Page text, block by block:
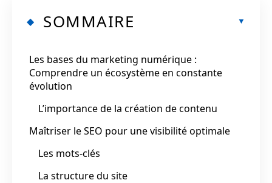
SOMMAIRE
Les bases du marketing numérique :
Comprendre un écosystème en constante
évolution
L’importance de la création de contenu
Maîtriser le SEO pour une visibilité optimale
Les mots-clés
La structure du site